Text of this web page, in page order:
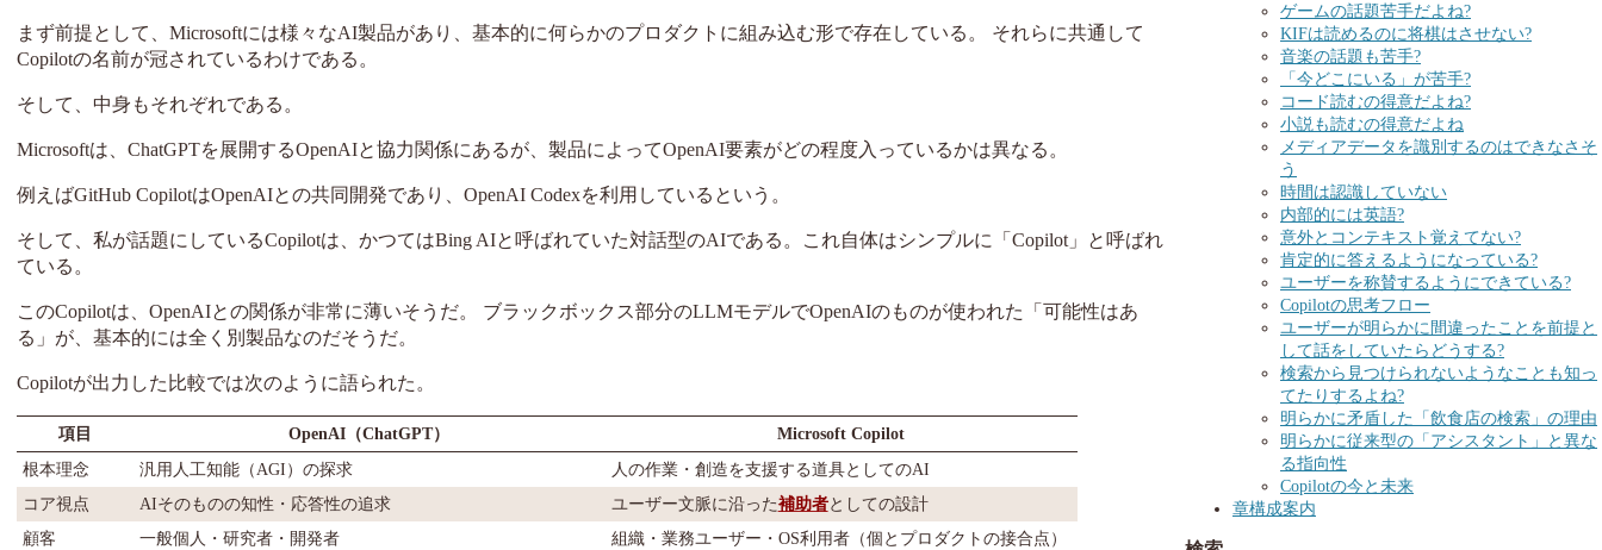
まず前提として、Microsoftには様々なAI製品があり、基本的に何らかのプロダクトに組み込む形で存在している。 それらに共通して
Copilotの名前が冠されているわけである。
そして、中身もそれぞれである。
Microsoftは、ChatGPTを展開するOpenAIと協力関係にあるが、製品によってOpenAI要素がどの程度入っているかは異なる。
例えばGitHub CopilotはOpenAIとの共同開発であり、OpenAI Codexを利用しているという。
そして、私が話題にしているCopilotは、かつてはBing AIと呼ばれていた対話型のAIである。これ自体はシンプルに「Copilot」と呼ばれ
ている。
このCopilotは、OpenAIとの関係が非常に薄いそうだ。 ブラックボックス部分のLLMモデルでOpenAIのものが使われた「可能性はあ
る」が、基本的には全く別製品なのだそうだ。
Copilotが出力した比較では次のように語られた。
項目 OpenAI（ChatGPT）
Microsoft Copilot
根本理念
汎用人工知能（AGI）の探求
人の作業・創造を支援する道具としてのAI
コア視点
AIそのものの知性・応答性の追求 ユーザー文脈に沿った補助者としての設計
顧客
一般個人・研究者・開発者
組織・業務ユーザー・OS利用者（個とプロダクトの接合点）
ゲームの話題苦手だよね?
KIFは読めるのに将棋はさせない?
音楽の話題も苦手?
「今どこにいる」が苦手?
コード読むの得意だよね?
小説も読むの得意だよね
メディアデータを識別するのはできなさそ
う
時間は認識していない
内部的には英語?
意外とコンテキスト覚えてない?
肯定的に答えるようになっている?
ユーザーを称賛するようにできている?
Copilotの思考フロー
ユーザーが明らかに間違ったことを前提と
して話をしていたらどうする?
検索から見つけられないようなことも知っ
てたりするよね?
明らかに矛盾した「飲食店の検索」の理由
明らかに従来型の「アシスタント」と異な
る指向性
Copilotの今と未来
章構成案内